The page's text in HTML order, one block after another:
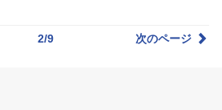
2/9 次のページ